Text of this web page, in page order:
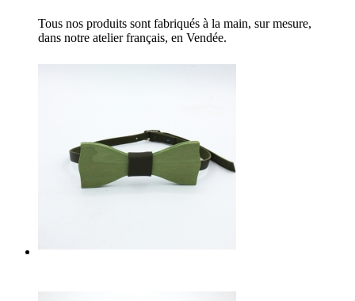
Tous nos produits sont fabriqués à la main, sur mesure,
dans notre atelier français, en Vendée.